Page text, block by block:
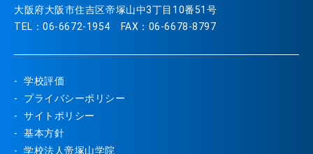
大阪府大阪市住吉区帝塚山中3丁目10番51号
TEL：06-6672-1954 FAX：06-6678-8797
学校評価
プライバシーポリシー
サイトポリシー
基本方針
学校法人帝塚山学院